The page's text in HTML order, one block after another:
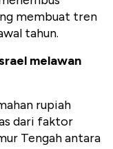
membuat tren
tahun.
melawan
rupiah
dari faktor
Tengah antara